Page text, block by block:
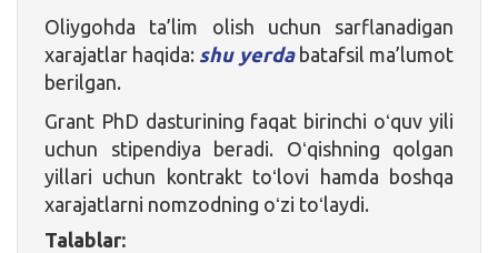
Oliygohda ta’lim olish uchun sarflanadigan
xarajatlar haqida: shu yerdabatafsil ma’lumot
berilgan.
Grant PhD dasturining faqat birinchi oʻquv yili
uchun stipendiya beradi. Oʻqishning qolgan
yillari uchun kontrakt toʻlovi hamda boshqa
xarajatlarni nomzodning oʻzi toʻlaydi.
Talablar: